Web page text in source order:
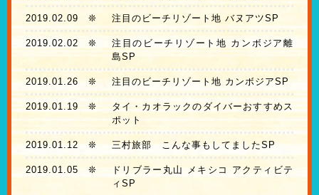
2019.02.09 ❊ 注目のビーチリゾート地 バヌアツSP
2019.02.02 ❊
注目のビーチリゾート地 カンボジア離
島SP
2019.01.26❊ 注目のビーチリゾート地 カンボジアSP
2019.01.19 ❊
タイ・カオラックのダイバーおすすめス
ポット
2019.01.12❊ 三村旅部 こんな事もしてましたSP
2019.01.05 ❊
ドリブラー丸山 メキシコ アクティビテ
ィSP